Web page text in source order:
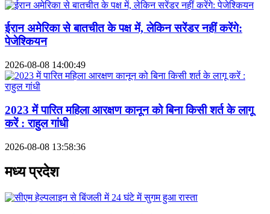
ईरान अमेरिका से बातचीत के पक्ष में, लेकिन सरेंडर नहीं करेंगे:
पेजेश्कियन
2026-08-08 14:00:49
2023 में पारित महिला आरक्षण कानून को बिना किसी शर्त के लागू
करें : राहुल गांधी
2026-08-08 13:58:36
मध्य प्रदेश